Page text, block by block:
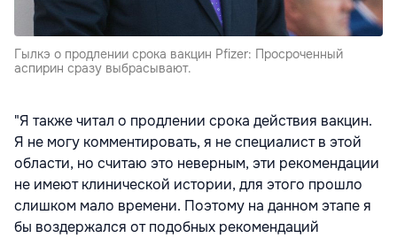
Гылкэ о продлении срока вакцин Pfizer: Просроченный
аспирин сразу выбрасывают.
"Я также читал о продлении срока действия вакцин.
Я не могу комментировать, я не специалист в этой
области, но считаю это неверным, эти рекомендации
не имеют клинической истории, для этого прошло
слишком мало времени. Поэтому на данном этапе я
бы воздержался от подобных рекомендаций